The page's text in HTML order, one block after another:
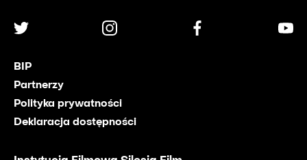
BIP
Partnerzy
Polityka prywatności
Deklaracja dostępności